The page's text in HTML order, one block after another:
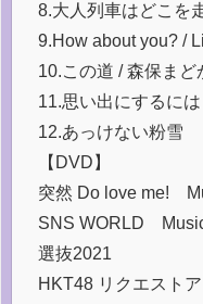
8.大人列車はどこを
9.How about you? /
10.この道 / 森保まど
11.思い出にするに
12.あっけない粉雪
【DVD】
突然 Do love me!
SNS WORLD
選抜2021
HKT48 リクエスト